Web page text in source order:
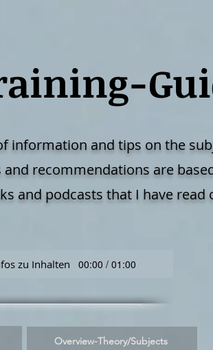
information and tips on the
recommendations are
and podcasts that I have
zu Inhalten 00:00 / 01:00
Overview-Theory/Subjects